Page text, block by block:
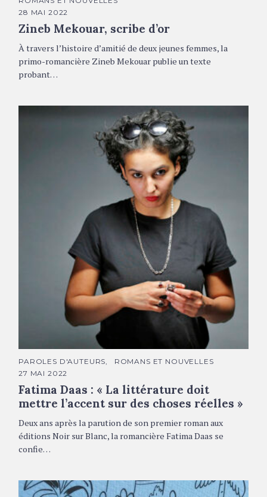
T
É
O
R
I
E
28 MAI 2022
Zineb Mekouar, scribe d’or
À travers l’histoire d’amitié de deux jeunes femmes, la
primo-romancière Zineb Mekouar publie un texte
probant…
Fatima Daas © Olivier Roller
C
T
É
G
O
R
E
S
PAROLES D'AUTEURS
ROMANS ET NOUVELLES
27 MAI 2022
Fatima Daas : « La littérature doit
mettre l’accent sur des choses réelles »
Deux ans après la parution de son premier roman aux
éditions Noir sur Blanc, la romancière Fatima Daas se
confie…